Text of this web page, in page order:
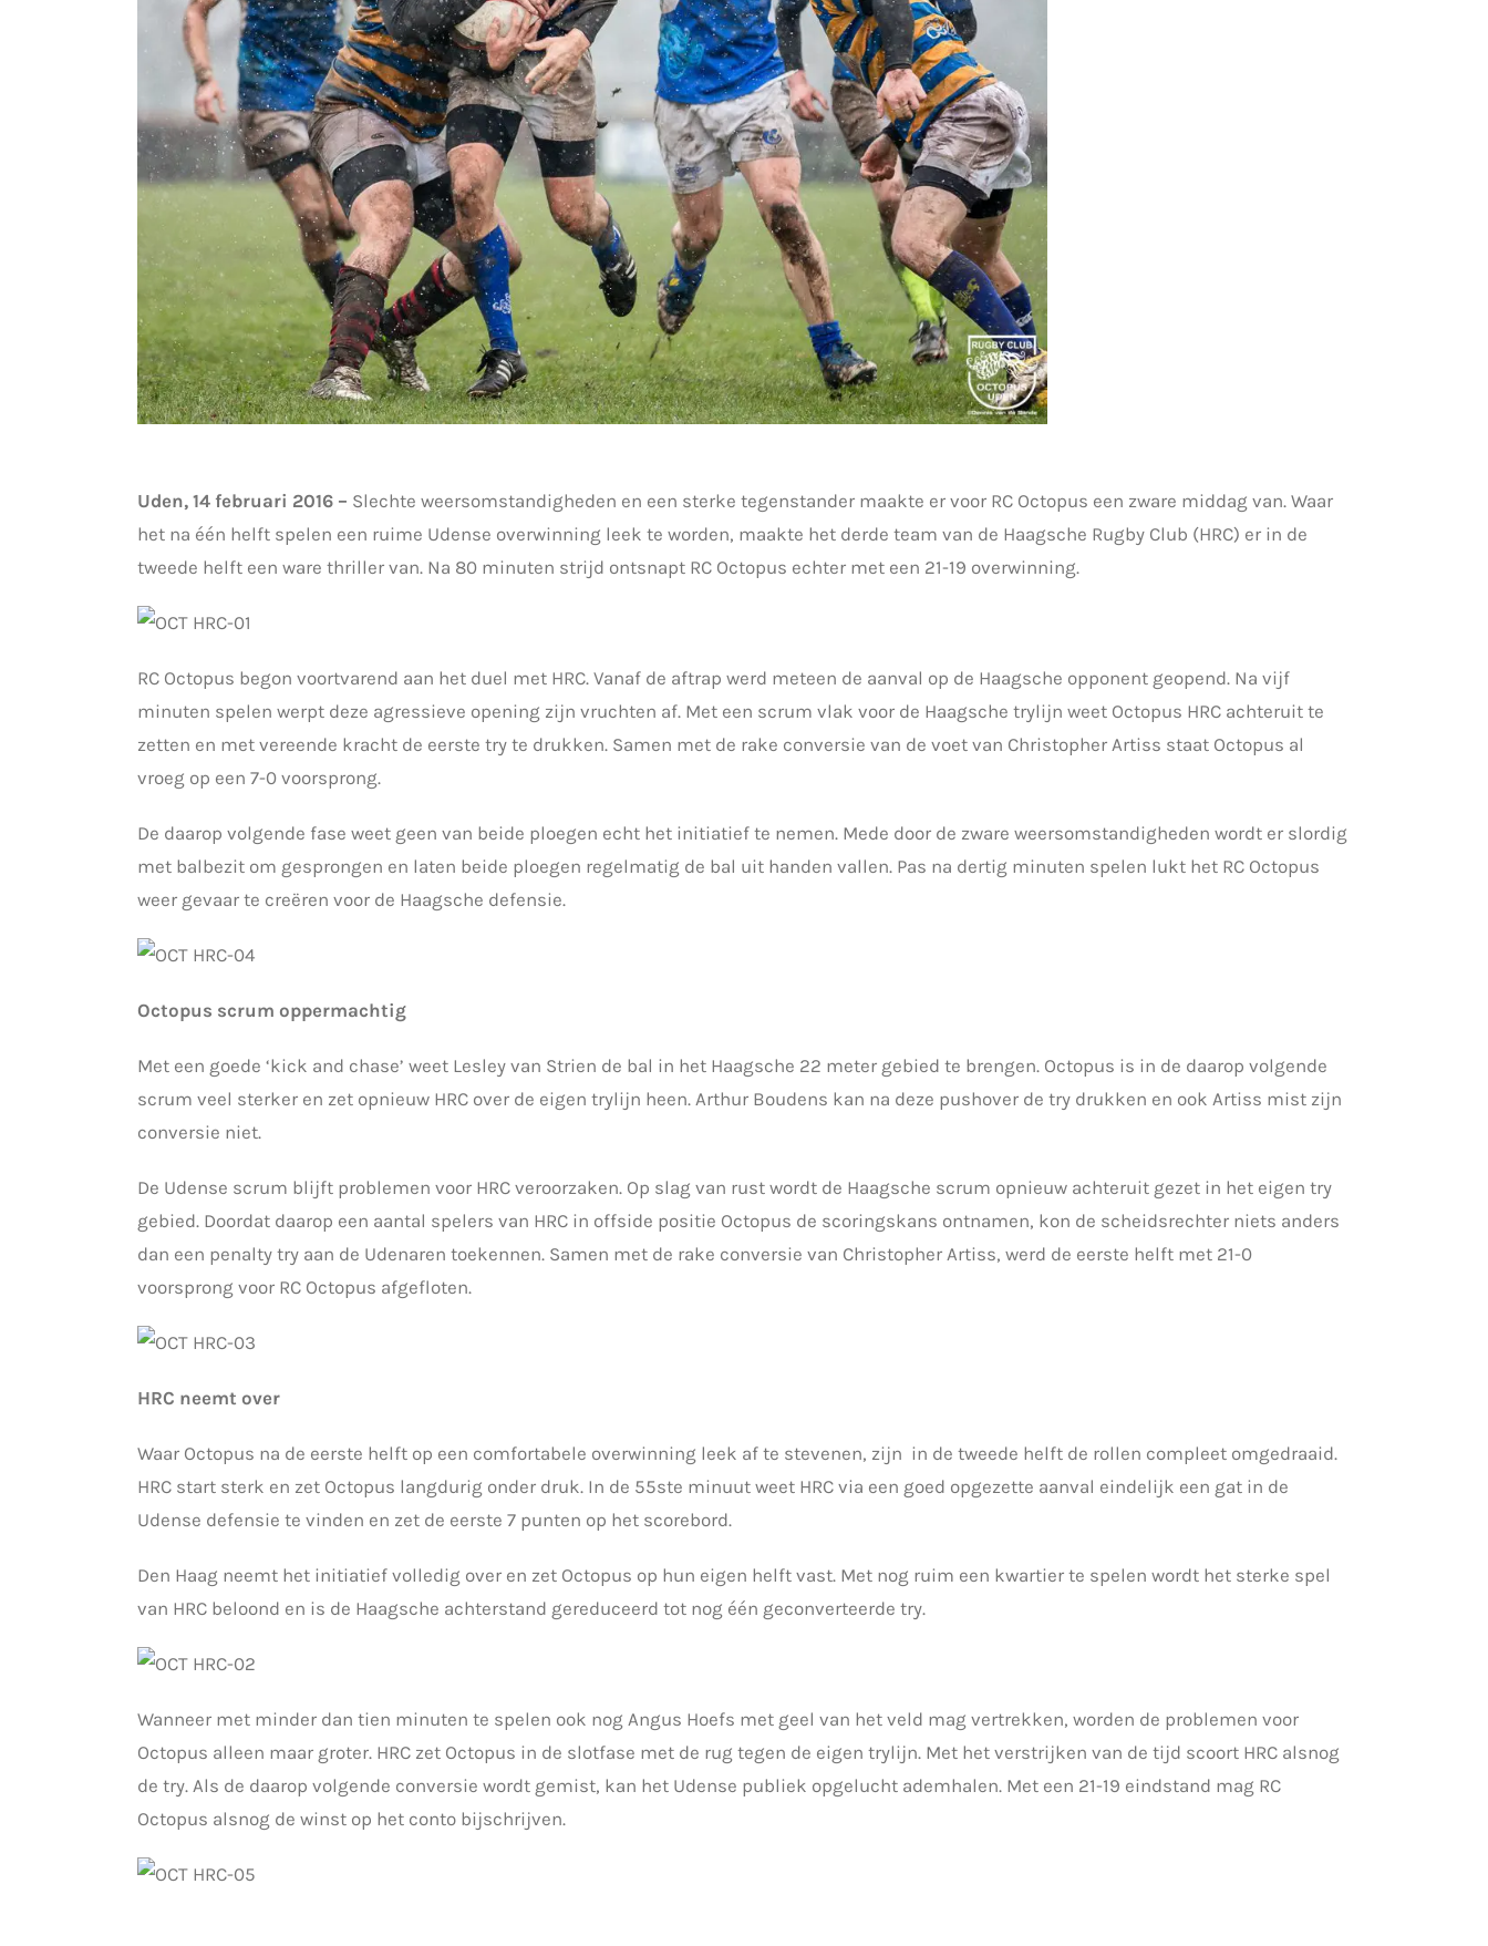
Uden, 14 februari 2016 – Slechte weersomstandigheden en een sterke tegenstander maakte er voor RC Octopus een zware middag van. Waar
het na één helft spelen een ruime Udense overwinning leek te worden, maakte het derde team van de Haagsche Rugby Club (HRC) er in de
tweede helft een ware thriller van. Na 80 minuten strijd ontsnapt RC Octopus echter met een 21-19 overwinning.
RC Octopus begon voortvarend aan het duel met HRC. Vanaf de aftrap werd meteen de aanval op de Haagsche opponent geopend. Na vijf
minuten spelen werpt deze agressieve opening zijn vruchten af. Met een scrum vlak voor de Haagsche trylijn weet Octopus HRC achteruit te
zetten en met vereende kracht de eerste try te drukken. Samen met de rake conversie van de voet van Christopher Artiss staat Octopus al
vroeg op een 7-0 voorsprong.
De daarop volgende fase weet geen van beide ploegen echt het initiatief te nemen. Mede door de zware weersomstandigheden wordt er slordig
met balbezit om gesprongen en laten beide ploegen regelmatig de bal uit handen vallen. Pas na dertig minuten spelen lukt het RC Octopus
weer gevaar te creëren voor de Haagsche defensie.
Octopus scrum oppermachtig
Met een goede ‘kick and chase’ weet Lesley van Strien de bal in het Haagsche 22 meter gebied te brengen. Octopus is in de daarop volgende
scrum veel sterker en zet opnieuw HRC over de eigen trylijn heen. Arthur Boudens kan na deze pushover de try drukken en ook Artiss mist zijn
conversie niet.
De Udense scrum blijft problemen voor HRC veroorzaken. Op slag van rust wordt de Haagsche scrum opnieuw achteruit gezet in het eigen try
gebied. Doordat daarop een aantal spelers van HRC in offside positie Octopus de scoringskans ontnamen, kon de scheidsrechter niets anders
dan een penalty try aan de Udenaren toekennen. Samen met de rake conversie van Christopher Artiss, werd de eerste helft met 21-0
voorsprong voor RC Octopus afgefloten.
HRC neemt over
Waar Octopus na de eerste helft op een comfortabele overwinning leek af te stevenen, zijn in de tweede helft de rollen compleet omgedraaid.
HRC start sterk en zet Octopus langdurig onder druk. In de 55ste minuut weet HRC via een goed opgezette aanval eindelijk een gat in de
Udense defensie te vinden en zet de eerste 7 punten op het scorebord.
Den Haag neemt het initiatief volledig over en zet Octopus op hun eigen helft vast. Met nog ruim een kwartier te spelen wordt het sterke spel
van HRC beloond en is de Haagsche achterstand gereduceerd tot nog één geconverteerde try.
Wanneer met minder dan tien minuten te spelen ook nog Angus Hoefs met geel van het veld mag vertrekken, worden de problemen voor
Octopus alleen maar groter. HRC zet Octopus in de slotfase met de rug tegen de eigen trylijn. Met het verstrijken van de tijd scoort HRC alsnog
de try. Als de daarop volgende conversie wordt gemist, kan het Udense publiek opgelucht ademhalen. Met een 21-19 eindstand mag RC
Octopus alsnog de winst op het conto bijschrijven.